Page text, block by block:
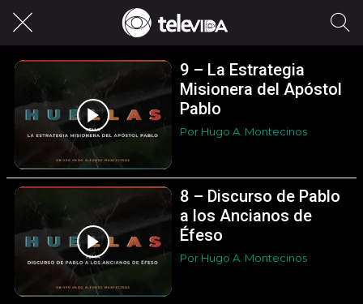
9 – La Estrategia
Misionera del Apóstol
Pablo
Por Hugo A. Montecinos
8 – Discurso de Pablo
a los Ancianos de
Éfeso
Por Hugo A. Montecinos